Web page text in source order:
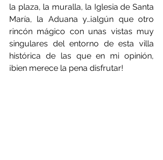
la plaza, la muralla, la Iglesia de Santa
María, la Aduana y…¡algún que otro
rincón mágico con unas vistas muy
singulares del entorno de esta villa
histórica de las que en mi opinión,
¡bien merece la pena disfrutar!